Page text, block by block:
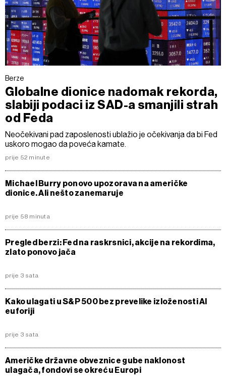
Berze
Globalne dionice nadomak rekorda,
slabiji podaci iz SAD-a smanjili strah
od Feda
Neočekivani pad zaposlenosti ublažio je očekivanja da bi Fed
uskoro mogao da poveća kamate.
prije 52 minute
Michael Burry ponovo upozorava na američke
dionice. Ali nešto zanemaruje
prije 58 minuta
Pregled berzi: Fed na raskrsnici, akcije na rekordima,
zlato ponovo jača
prije 3 sata
Kako ulagati u S&P 500 bez prevelike izloženosti AI
euforiji
prije 3 sata
Američke državne obveznice gube naklonost
ulagača, fondovi se okreću Europi